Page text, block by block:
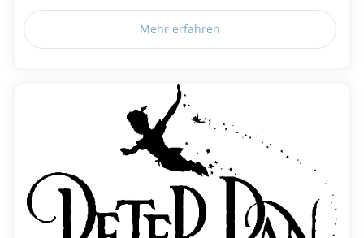
Mehr erfahren